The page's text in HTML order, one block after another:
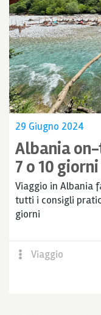
29 Giugno 2024
Albania
7 o 10
Viaggio in Albania
tutti i consigli
giorni
Viaggio